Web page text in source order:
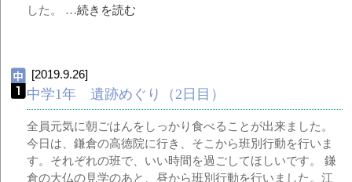
した。 …続きを読む
[2019.9.26]
中学1年 遺跡めぐり（2日目）
全員元気に朝ごはんをしっかり食べることが出来ました。
今日は、鎌倉の高徳院に行き、そこから班別行動を行いま
す。それぞれの班で、いい時間を過ごしてほしいです。 鎌
倉の大仏の見学のあと、昼から班別行動を行いました。江